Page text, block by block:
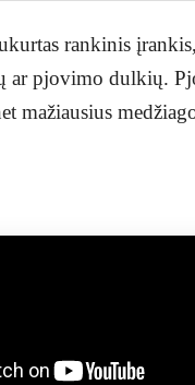
rankinis
ar pjovimo dulkių.
mažiausius